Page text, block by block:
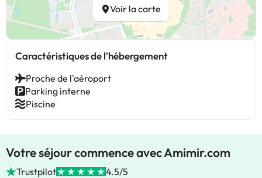
Voir la carte
Caractéristiques de l'hébergement
Proche de l'aéroport
Parking interne
Piscine
Votre séjour commence avec Amimir.com
Trustpilot 4.5/5